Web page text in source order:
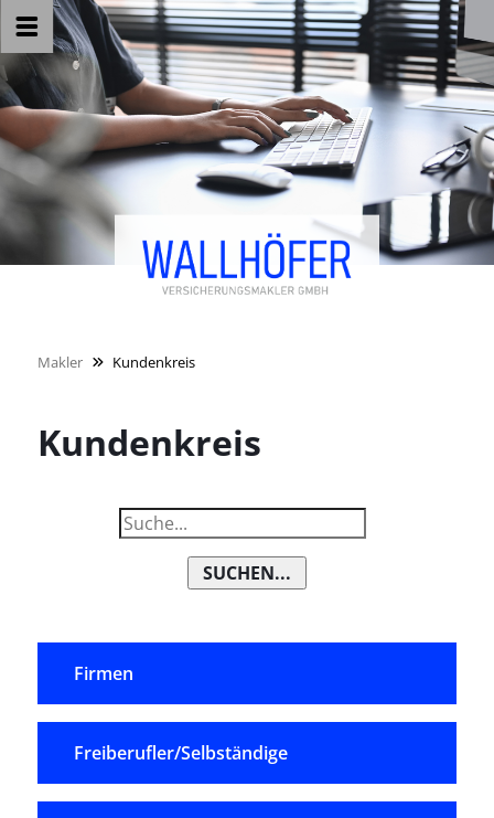
Makler Kundenkreis
Kundenkreis
SUCHEN...
Firmen
Freiberufler/Selbständige